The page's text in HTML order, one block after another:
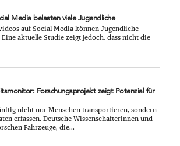
Media belasten viele Jugendliche
auf Social Media können Jugendliche
aktuelle Studie zeigt jedoch, dass nicht die
Forschungsprojekt zeigt Potenzial für
nicht nur Menschen transportieren, sondern
erfassen. Deutsche Wissenschafterinnen und
Fahrzeuge, die...